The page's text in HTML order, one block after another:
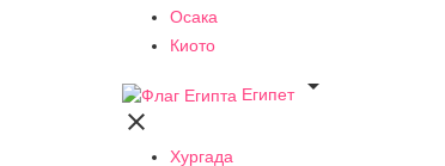
Осака
Киото
Египет


Хургада